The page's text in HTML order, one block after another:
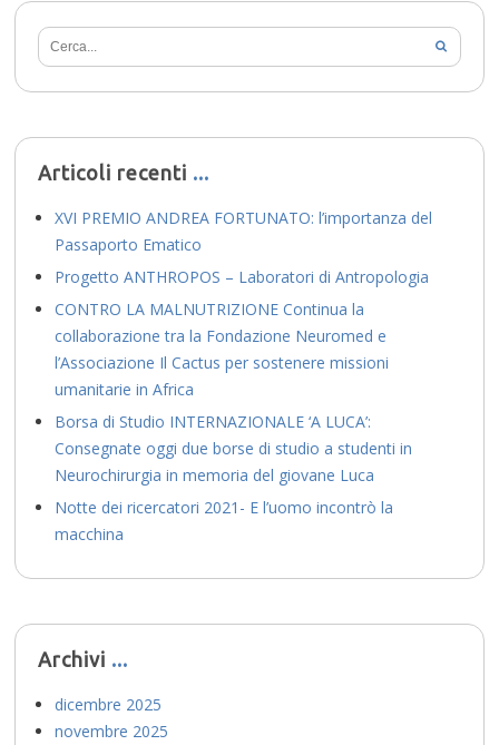
Articoli recenti
XVI PREMIO ANDREA FORTUNATO: l’importanza del
Passaporto Ematico
Progetto ANTHROPOS – Laboratori di Antropologia
CONTRO LA MALNUTRIZIONE Continua la
collaborazione tra la Fondazione Neuromed e
l’Associazione Il Cactus per sostenere missioni
umanitarie in Africa
Borsa di Studio INTERNAZIONALE ‘A LUCA’:
Consegnate oggi due borse di studio a studenti in
Neurochirurgia in memoria del giovane Luca
Notte dei ricercatori 2021- E l’uomo incontrò la
macchina
Archivi
dicembre 2025
novembre 2025